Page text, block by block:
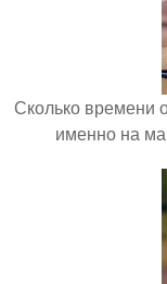
Сколько времени
именно на